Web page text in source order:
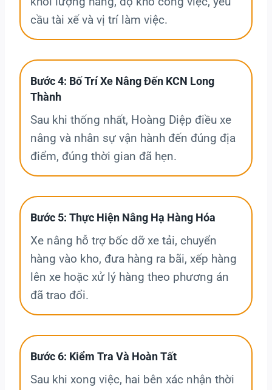
cầu tài xế và vị trí làm việc.
Bước 4: Bố Trí Xe Nâng Đến KCN Long
Thành
Sau khi thống nhất, Hoàng Diệp điều xe
nâng và nhân sự vận hành đến đúng địa
điểm, đúng thời gian đã hẹn.
Bước 5: Thực Hiện Nâng Hạ Hàng Hóa
Xe nâng hỗ trợ bốc dỡ xe tải, chuyển
hàng vào kho, đưa hàng ra bãi, xếp hàng
lên xe hoặc xử lý hàng theo phương án
đã trao đổi.
Bước 6: Kiểm Tra Và Hoàn Tất
Sau khi xong việc, hai bên xác nhận thời